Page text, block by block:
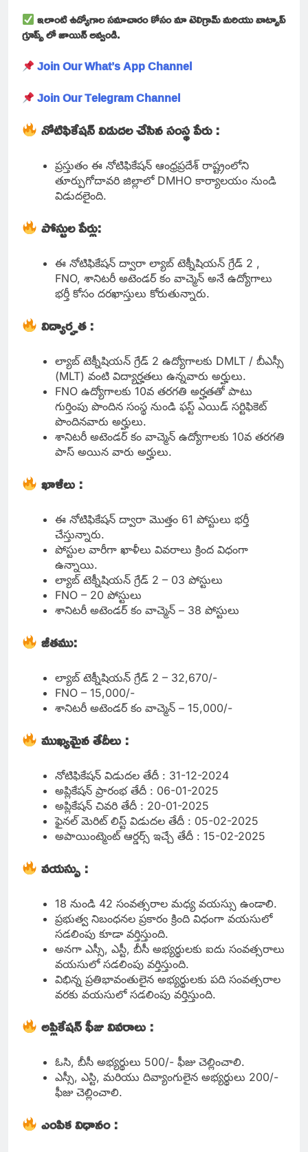
ఇలాంటి ఉద్యోగాల సమాచారం కోసం మా టెలిగ్రామ్ మరియు వాట్సాప్
గ్రూప్స్ లో జాయిన్ అవ్వండి.
Join Our What’s App Channel
Join Our Telegram Channel
నోటిఫికేషన్ విడుదల చేసిన సంస్థ పేరు :
ప్రస్తుతం ఈ నోటిఫికేషన్ ఆంధ్రప్రదేశ్ రాష్ట్రంలోని
తూర్పుగోదావరి జిల్లాలో DMHO కార్యాలయం నుండి
విడుదలైంది.
పోస్టుల పేర్లు:
ఈ నోటిఫికేషన్ ద్వారా ల్యాబ్ టెక్నీషియన్ గ్రేడ్ 2 ,
FNO, శానిటరీ అటెండర్ కం వాచ్మెన్ అనే ఉద్యోగాలు
భర్తీ కోసం దరఖాస్తులు కోరుతున్నారు.
విద్యార్హత :
ల్యాబ్ టెక్నీషియన్ గ్రేడ్ 2 ఉద్యోగాలకు DMLT / బీఎస్సీ
(MLT) వంటి విద్యార్హతలు ఉన్నవారు అర్హులు.
FNO ఉద్యోగాలకు 10వ తరగతి అర్హతతో పాటు
గుర్తింపు పొందిన సంస్థ నుండి ఫస్ట్ ఎయిడ్ సర్టిఫికెట్
పొందినవారు అర్హులు.
శానిటరీ అటెండర్ కం వాచ్మెన్ ఉద్యోగాలకు 10వ తరగతి
పాస్ అయిన వారు అర్హులు.
ఖాళీలు :
ఈ నోటిఫికేషన్ ద్వారా మొత్తం 61 పోస్టులు భర్తీ
చేస్తున్నారు.
పోస్టుల వారీగా ఖాళీలు వివరాలు క్రింద విధంగా
ఉన్నాయి.
ల్యాబ్ టెక్నీషియన్ గ్రేడ్ 2 – 03 పోస్టులు
FNO – 20 పోస్టులు
శానిటరీ అటెండర్ కం వాచ్మెన్ – 38 పోస్టులు
జీతము:
ల్యాబ్ టెక్నీషియన్ గ్రేడ్ 2 – 32,670/-
FNO – 15,000/-
శానిటరీ అటెండర్ కం వాచ్మెన్ – 15,000/-
ముఖ్యమైన తేదీలు :
నోటిఫికేషన్ విడుదల తేదీ : 31-12-2024
అప్లికేషన్ ప్రారంభ తేదీ : 06-01-2025
అప్లికేషన్ చివరి తేదీ : 20-01-2025
ఫైనల్ మెరిట్ లిస్ట్ విడుదల తేదీ : 05-02-2025
అపాయింట్మెంట్ ఆర్డర్స్ ఇచ్చే తేదీ : 15-02-2025
వయస్సు :
18 నుండి 42 సంవత్సరాల మధ్య వయస్సు ఉండాలి.
ప్రభుత్వ నిబంధనల ప్రకారం క్రింది విధంగా వయసులో
సడలింపు కూడా వర్తిస్తుంది.
అనగా ఎస్సీ, ఎస్టీ, బీసీ అభ్యర్థులకు ఐదు సంవత్సరాలు
వయసులో సడలింపు వర్తిస్తుంది.
విభిన్న ప్రతిభావంతులైన అభ్యర్థులకు పది సంవత్సరాల
వరకు వయసులో సడలింపు వర్తిస్తుంది.
అప్లికేషన్ ఫీజు వివరాలు :
ఓసి, బీసీ అభ్యర్థులు 500/- ఫీజు చెల్లించాలి.
ఎస్సీ, ఎస్టి, మరియు దివ్యాంగులైన అభ్యర్థులు 200/-
ఫీజు చెల్లించాలి.
ఎంపిక విధానం :